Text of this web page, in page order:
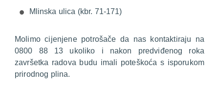
Mlinska ulica (kbr. 71-171)
Molimo cijenjene potrošače da nas kontaktiraju na
0800 88 13 ukoliko i nakon predviđenog roka
završetka radova budu imali poteškoća s isporukom
prirodnog plina.